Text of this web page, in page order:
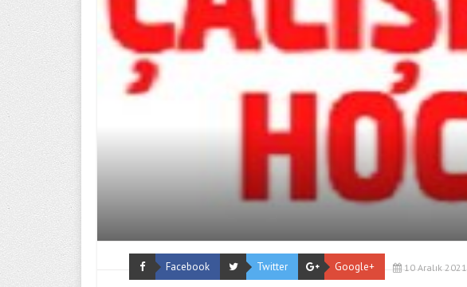
Facebook Twitter Google+ 10 Aralık 2021